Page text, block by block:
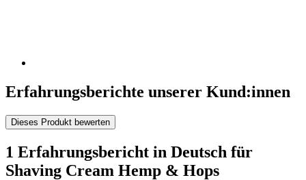
Erfahrungsberichte unserer Kund:innen
Dieses Produkt bewerten
1 Erfahrungsbericht in Deutsch für
Shaving Cream Hemp & Hops